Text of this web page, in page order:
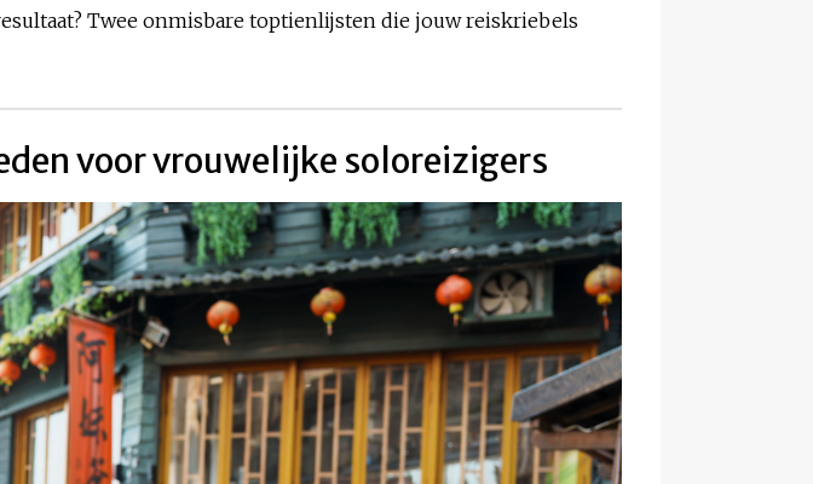
Twee onmisbare toptienlijsten die jouw reiskriebels
voor vrouwelijke soloreizigers